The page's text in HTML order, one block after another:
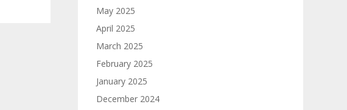
May 2025
April 2025
March 2025
February 2025
January 2025
December 2024